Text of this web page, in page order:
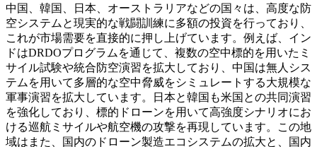
中国、韓国、日本、オーストラリアなどの国々は、高度な防
空システムと現実的な戦闘訓練に多額の投資を行っており、
これが市場需要を直接的に押し上げています。例えば、イン
ドはDRDOプログラムを通じて、複数の空中標的を用いたミ
サイル試験や統合防空演習を拡大しており、中国は無人シス
テムを用いて多層的な空中脅威をシミュレートする大規模な
軍事演習を拡大しています。日本と韓国も米国との共同演習
を強化しており、標的ドローンを用いて高強度シナリオにお
ける巡航ミサイルや航空機の攻撃を再現しています。この地
域はまた、国内のドローン製造エコシステムの拡大と、国内